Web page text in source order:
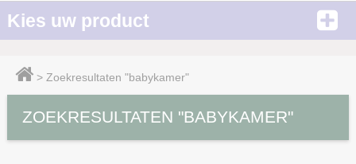
Kies uw product
> Zoekresultaten "babykamer"
ZOEKRESULTATEN "BABYKAMER"